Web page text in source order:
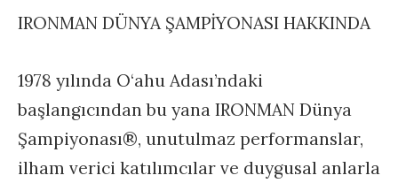
IRONMAN DÜNYA ŞAMPİYONASI HAKKINDA
1978 yılında O‘ahu Adası’ndaki
başlangıcından bu yana IRONMAN Dünya
Şampiyonası®, unutulmaz performanslar,
ilham verici katılımcılar ve duygusal anlarla